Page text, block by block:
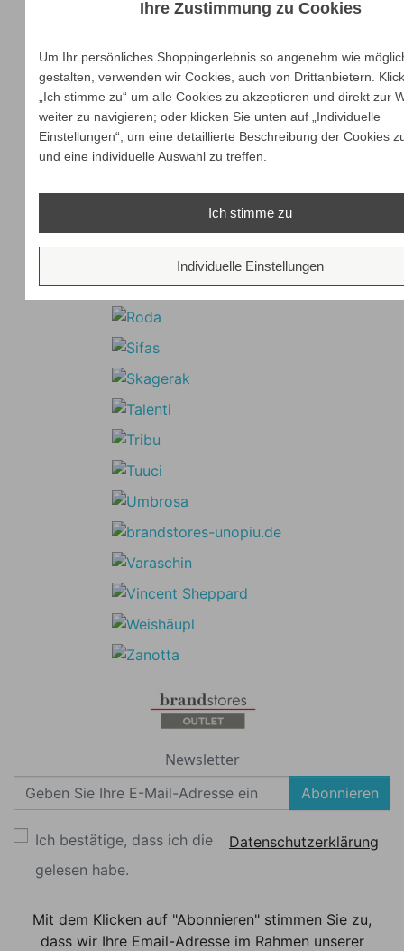
Newsletter
Abonnieren
Ich bestätige, dass ich die
Datenschutzerklärung
gelesen habe.
Mit dem Klicken auf "Abonnieren" stimmen Sie zu,
dass wir Ihre Email-Adresse im Rahmen unserer
Ihre Zustimmung zu Cookies
Um Ihr persönliches Shoppingerlebnis so angenehm wie
gestalten, verwenden wir Cookies, auch von Drittanbietern.
„Ich stimme zu“ um alle Cookies zu akzeptieren und direkt zur
weiter zu navigieren; oder klicken Sie unten auf „Individuelle
Einstellungen“, um eine detaillierte Beschreibung der Cookies
und eine individuelle Auswahl zu treffen.
Ich stimme zu
Individuelle Einstellungen